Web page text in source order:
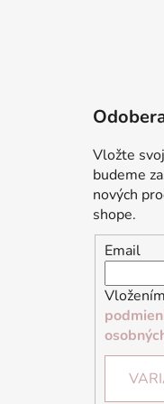
Vložte
budeme
nových
shope.
Email